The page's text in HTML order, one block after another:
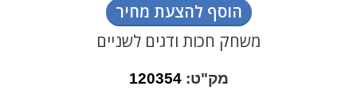
הוסף להצעת מחיר
משחק חכות ודגים לשניים
מק"ט:120354